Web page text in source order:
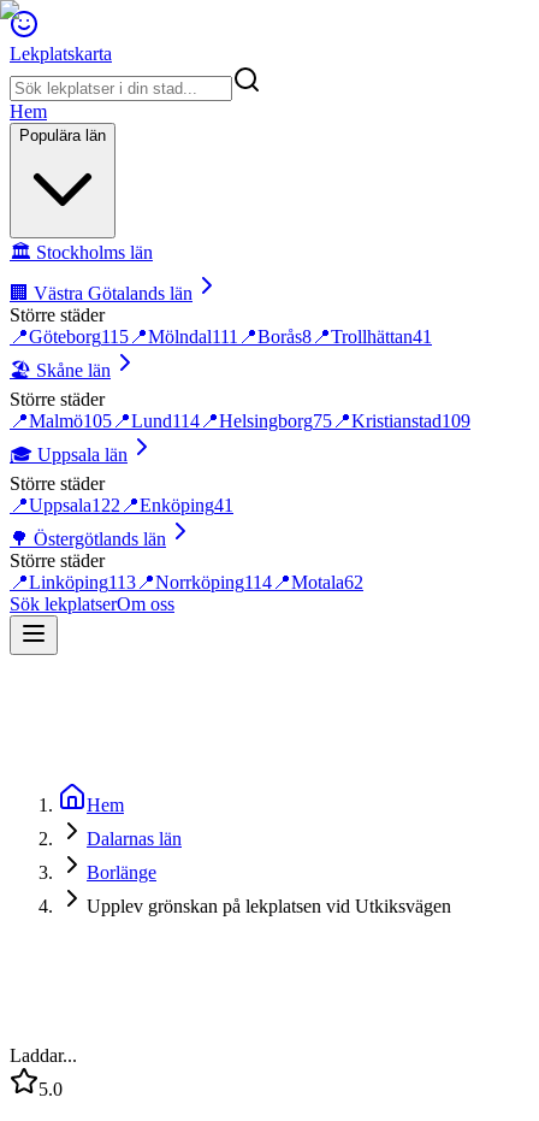
Lekplatskarta
Hem
Populära län
🏛️ Stockholms län
🏢 Västra Götalands län
Större städer
📍Göteborg115 📍Mölndal111 📍Borås8 📍Trollhättan41
🏖️ Skåne län
Större städer
📍Malmö105 📍Lund114 📍Helsingborg75 📍Kristianstad109
🎓 Uppsala län
Större städer
📍Uppsala122 📍Enköping41
🌳 Östergötlands län
Större städer
📍Linköping113 📍Norrköping114 📍Motala62
Sök lekplatserOm oss
Hem
Dalarnas län
Borlänge
Upplev grönskan på lekplatsen vid Utkiksvägen
Laddar...
5.0